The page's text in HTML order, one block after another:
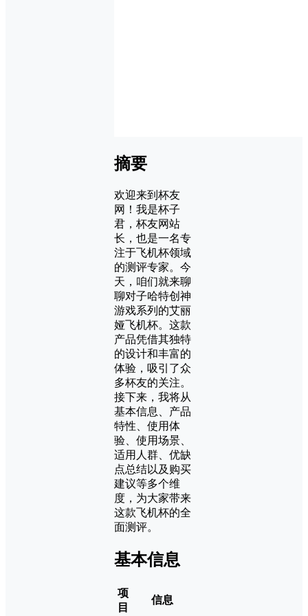
摘要
欢迎来到杯友
网！我是杯子
君，杯友网站
长，也是一名专
注于飞机杯领域
的测评专家。今
天，咱们就来聊
聊对子哈特创神
游戏系列的艾丽
娅飞机杯。这款
产品凭借其独特
的设计和丰富的
体验，吸引了众
多杯友的关注。
接下来，我将从
基本信息、产品
特性、使用体
验、使用场景、
适用人群、优缺
点总结以及购买
建议等多个维
度，为大家带来
这款飞机杯的全
面测评。
基本信息
项
目
信息